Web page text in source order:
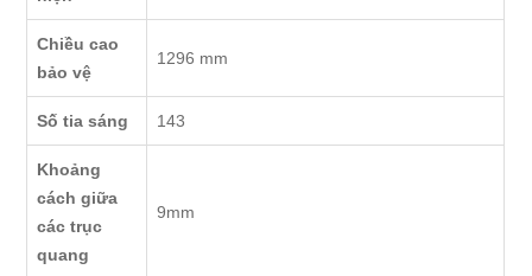
Chiều cao
bảo vệ
1296 mm
Số tia sáng 143
Khoảng
cách giữa
các trục
quang
9mm